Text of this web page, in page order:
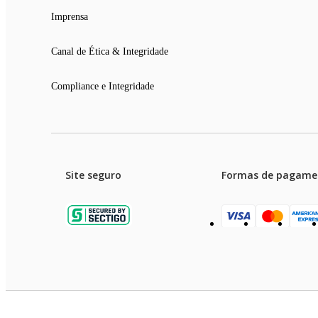
Imprensa
Canal de Ética & Integridade
Compliance e Integridade
Site seguro Formas de